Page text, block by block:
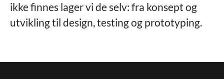
ikke finnes lager vi de selv: fra konsept og
utvikling til design, testing og prototyping.